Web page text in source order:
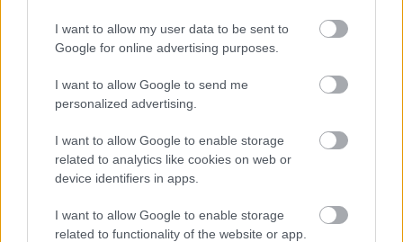
I want to allow my user data to be sent to
Google for online advertising purposes.
I want to allow Google to send me
personalized advertising.
I want to allow Google to enable storage
related to analytics like cookies on web or
device identifiers in apps.
I want to allow Google to enable storage
related to functionality of the website or app.
Sütemény: A Ferdinánd tekercs
története
GingirLy •2023. december 11.
Ferdinánd. Ha valaki Karcag környékén kimondja ezt
a szót, mindenkinek összefut a nyál a szájában. A
Ferdinánd tekercs egy vajas csiga, amit olyan